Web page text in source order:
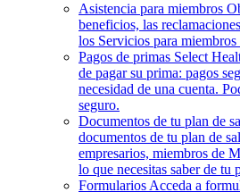
Asistencia para miembros
beneficios, las
los Servicios para
Pagos de primas Select
de pagar su prima: pagos
necesidad de una cuenta.
seguro.
Documentos de tu plan de
documentos de tu plan de
empresarios, miembros de
lo que necesitas saber de tu
Formularios Acceda a